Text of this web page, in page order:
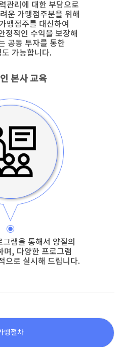
관리에 대한 부담으로
운 가맹점주분을 위해
맹점주를 대신하여
정적인 수익을 보장해
공동 투자를 통한
가능합니다.
본사 교육
램을 통해서 양질의
며, 다양한 프로그램
으로 실시해 드립니다.
맹절차